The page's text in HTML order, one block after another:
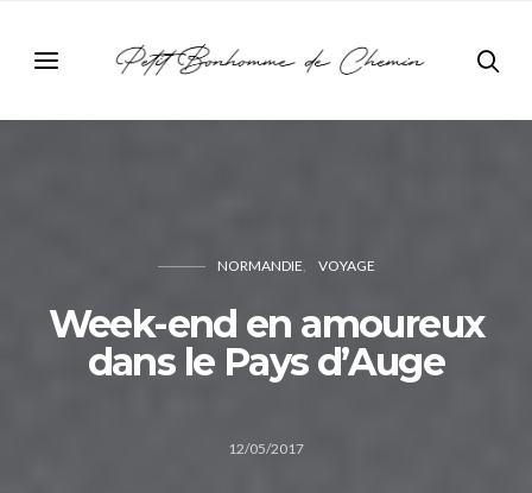
NORMANDIE VOYAGE
Week-end en amoureux
dans le Pays d’Auge
12/05/2017